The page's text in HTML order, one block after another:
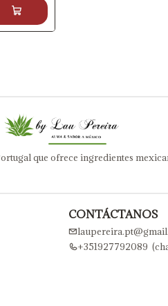
que ofrece ingredientes
CONTÁCTANOS
+351927792089